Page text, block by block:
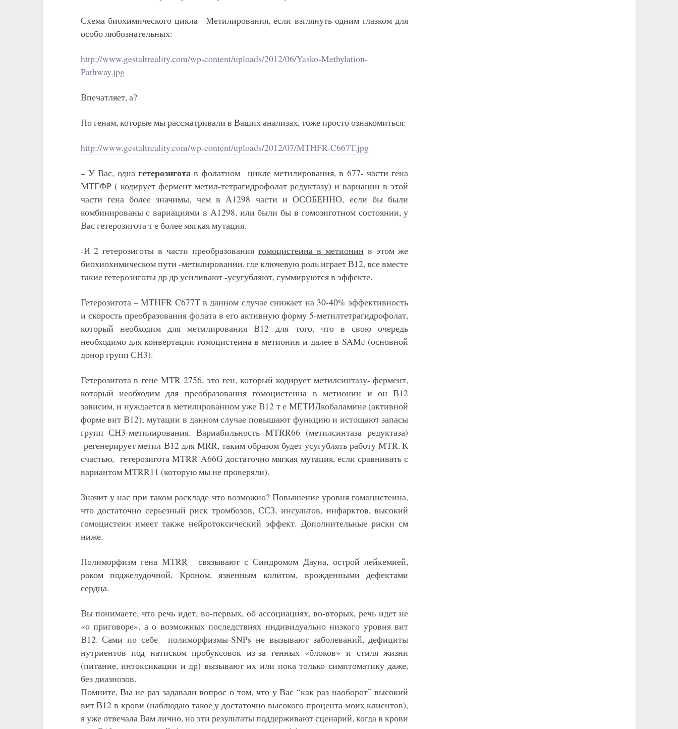
Схема биохимического цикла –Метилирования, если взглянуть одним глазком для
особо любознательных:
http://www.gestaltreality.com/wp-content/uploads/2012/06/Yasko-Methylation-
Pathway.jpg
Впечатляет, а?
По генам, которые мы рассматривали в Ваших анализах, тоже просто ознакомиться:
http://www.gestaltreality.com/wp-content/uploads/2012/07/MTHFR-C667T.jpg
– У Вас, однагетерозиготав фолатном цикле метилирования, в 677- части гена
МТГФР ( кодирует фермент метил-тетрагидрофолат редуктазу) и вариации в этой
части гена более значимы, чем в А1298 части и ОСОБЕННО, если бы были
комбинированы с вариациями в А1298, или были бы в гомозиготном состоянии, у
Вас гетерозигота т е более мягкая мутация.
-И 2 гетерозиготы в части преобразования гомоцистеина в метионин в этом же
биохиохимическом пути -метилировании, где ключевую роль играет В12, все вместе
такие гетерозиготы др др усиливают -усугубляют, суммируются в эффекте.
Гетерозигота – MTHFR C677T в данном случае снижает на 30-40% эффективность
и скорость преобразования фолата в его активную форму 5-метилтетрагидрофолат,
который необходим для метилирования В12 для того, что в свою очередь
необходимо для конвертации гомоцистеина в метионин и далее в SAMe (основной
донор групп СН3).
Гетерозигота в гене MТR 2756, это ген, который кодирует метилсинтазу- фермент,
который необходим для преобразования гомоцистеина в метионин и он В12
зависим, и нуждается в метилированном уже В12 т е МЕТИЛкобаламине (активной
форме вит В12); мутации в данном случае повышают функцию и истощают запасы
групп СН3-метилирования. Вариабильность MTRR66 (метилсинтаза редуктаза)
-регенерирует метил-В12 для МRR, таким образом будет усугублять работу МТR. К
счастью, гетерозигота MTRR A66G достаточно мягкая мутация, если сравнивать с
вариантом MTRR11 (которую мы не проверяли).
Значит у нас при таком раскладе что возможно? Повышение уровня гомоцистеина,
что достаточно серьезный риск тромбозов, ССЗ, инсультов, инфарктов, высокий
гомоцистеин имеет также нейротоксический эффект. Дополнительные риски см
ниже.
Полиморфизм гена МТRR связывают с Синдромом Дауна, острой лейкемией,
раком поджелудочной, Кроном, язвенным колитом, врожденными дефектами
сердца.
Вы понимаете, что речь идет, во-первых, об ассоциациях, во-вторых, речь идет не
«о приговоре», а о возможных последствиях индивидуально низкого уровня вит
В12. Сами по себе полиморфизмы-SNPs не вызывают заболеваний, дефициты
нутриентов под натиском пробуксовок из-за генных «блоков» и стиля жизни
(питание, интоксикации и др) вызывают их или пока только симптоматику даже,
без диазнозов.
Помните, Вы не раз задавали вопрос о том, что у Вас “как раз наоборот” высокий
вит В12 в крови (наблюдаю такое у достаточно высокого процента моих клиентов),
я уже отвечала Вам лично, но эти результаты поддерживают сценарий, когда в крови